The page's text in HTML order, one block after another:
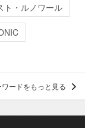
ト・ルノワール
ワードをもっと見る